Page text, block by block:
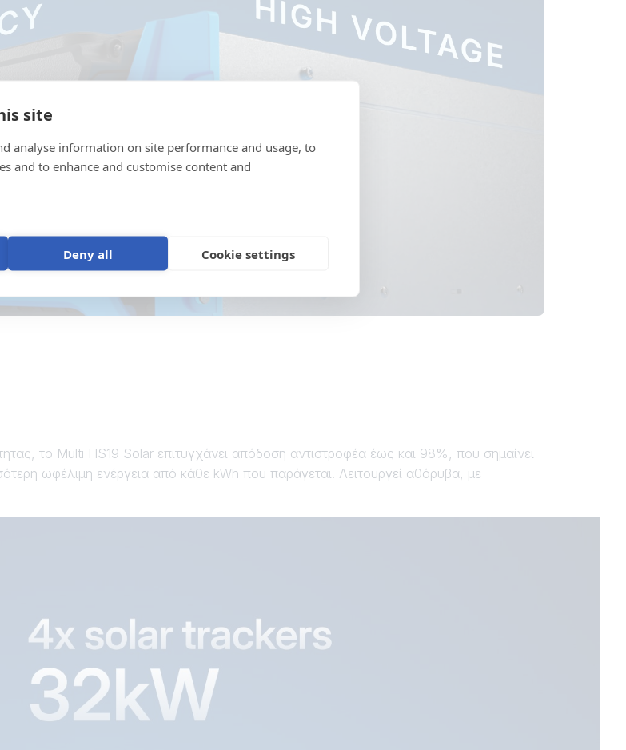
site
analyse information on site performance and usage, to
and to enhance and customise content and
Deny all Cookie settings
το Multi HS19 Solar επιτυγχάνει απόδοση αντιστροφέα έως και 98%, που σημαίνει
ωφέλιμη ενέργεια από κάθε kWh που παράγεται. Λειτουργεί αθόρυβα, με